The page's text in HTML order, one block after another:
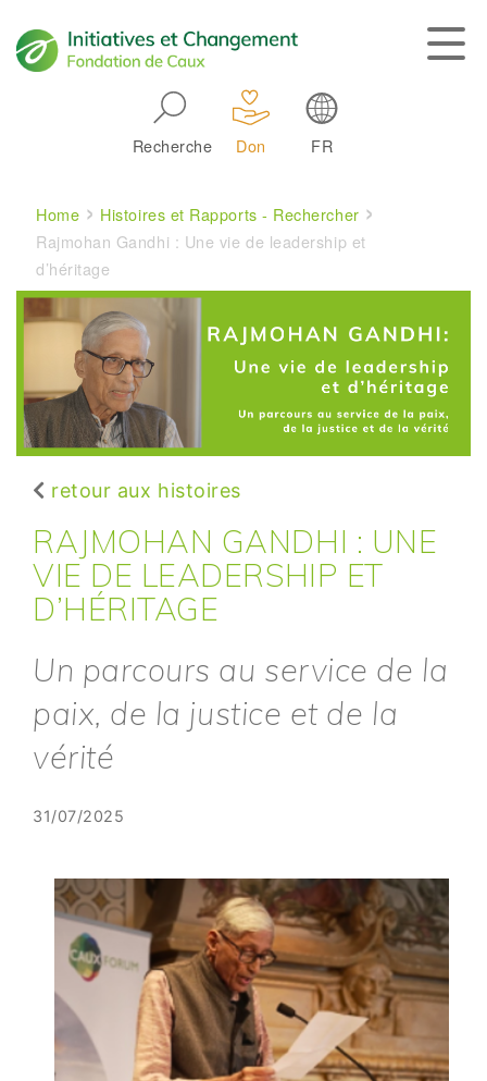
Recherche Don FR
Breadcrumb
Home
Histoires et Rapports - Rechercher
Rajmohan Gandhi : Une vie de leadership et
d’héritage
retour aux histoires
RAJMOHAN GANDHI : UNE
VIE DE LEADERSHIP ET
D’HÉRITAGE
Un parcours au service de la
paix, de la justice et de la
vérité
31/07/2025